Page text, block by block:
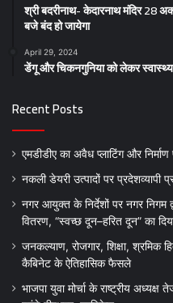
श्री बदरीनाथ- केदारनाथ मंदिर
बजे बंद हो जायेगा
April 29, 2024
डेंगू और चिकनगुनिया को लेकर स्वास्थ्य
Recent Posts
एमडीडीए का अवैध प्लाटिंग और
नकली डेयरी उत्पादों पर प्रदेशव्यापी
नगर आयुक्त के निर्देशों पर नगर निगम
वितरण, “स्वच्छ दून–हरित दून” का
जनकल्याण, रोजगार, शिक्षा, श्रमिक
कैबिनेट के ऐतिहासिक फैसले
भाजपा युवा मोर्चा के राष्ट्रीय